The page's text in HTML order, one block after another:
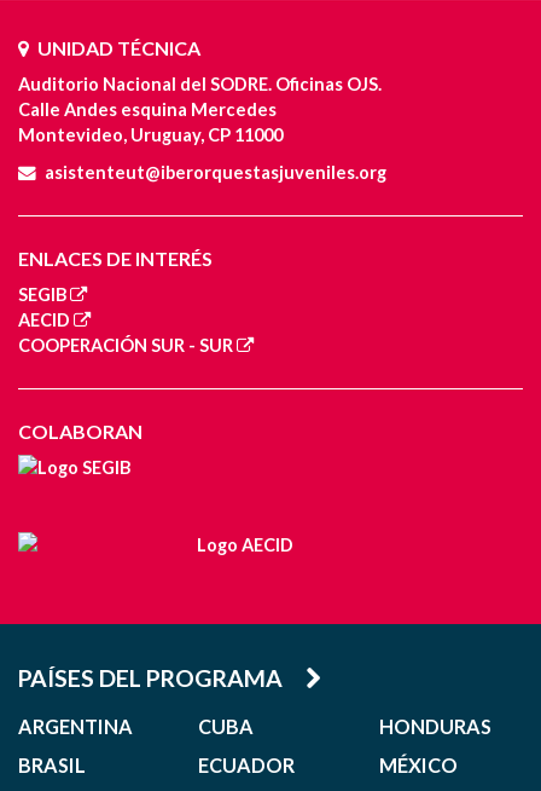
UNIDAD TÉCNICA
Auditorio Nacional del SODRE. Oficinas OJS.
Calle Andes esquina Mercedes
Montevideo, Uruguay, CP 11000
asistenteut@iberorquestasjuveniles.org
ENLACES DE INTERÉS
SEGIB
AECID
COOPERACIÓN SUR - SUR
COLABORAN
PAÍSES DEL PROGRAMA
ARGENTINA
BRASIL
CUBA
ECUADOR
HONDURAS
MÉXICO